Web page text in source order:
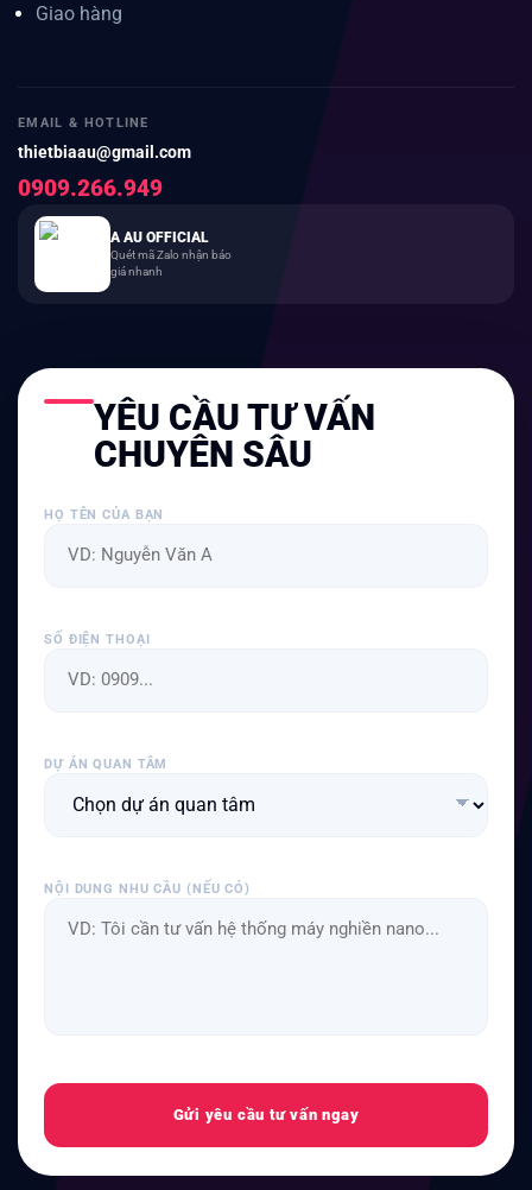
Giao hàng
EMAIL & HOTLINE
thietbiaau@gmail.com
0909.266.949
A AU OFFICIAL
Quét mã Zalo nhận báo
giá nhanh
YÊU CẦU TƯ VẤN
CHUYÊN SÂU
HỌ TÊN CỦA BẠN
SỐ ĐIỆN THOẠI
DỰ ÁN QUAN TÂM
NỘI DUNG NHU CẦU (NẾU CÓ)
Gửi yêu cầu tư vấn ngay